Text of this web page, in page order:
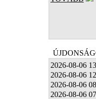
2026-08-06
2026-08-06
2026-08-06
2026-08-06